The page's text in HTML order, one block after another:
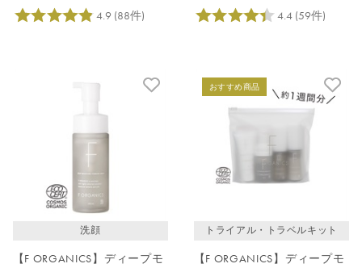
洗顔
【F ORGANICS】ディープモ
おすすめ商品
トライアル・トラベルキット
【F ORGANICS】ディープモ